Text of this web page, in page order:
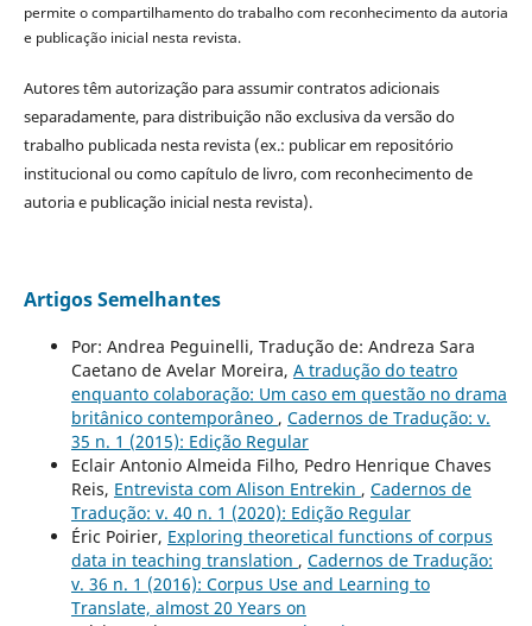
permite o compartilhamento do trabalho com reconhecimento da autoria
e publicação inicial nesta revista.
Autores têm autorização para assumir contratos adicionais
separadamente, para distribuição não exclusiva da versão do
trabalho publicada nesta revista (ex.: publicar em repositório
institucional ou como capítulo de livro, com reconhecimento de
autoria e publicação inicial nesta revista).
Artigos Semelhantes
Por: Andrea Peguinelli, Tradução de: Andreza Sara
Caetano de Avelar Moreira, A tradução do teatro
enquanto colaboração: Um caso em questão no drama
britânico contemporâneo , Cadernos de Tradução: v.
35 n. 1 (2015): Edição Regular
Eclair Antonio Almeida Filho, Pedro Henrique Chaves
Reis, Entrevista com Alison Entrekin , Cadernos de
Tradução: v. 40 n. 1 (2020): Edição Regular
Éric Poirier, Exploring theoretical functions of corpus
data in teaching translation , Cadernos de Tradução:
v. 36 n. 1 (2016): Corpus Use and Learning to
Translate, almost 20 Years on